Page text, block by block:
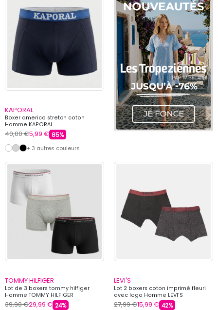
KAPORAL
Boxer americo stretch coton
Homme KAPORAL
40,00 €5,99 € 85%
+ 3 autres couleurs
TOMMY HILFIGER
Lot de 3 boxers tommy hilfiger
Homme TOMMY HILFIGER
39,90 €29,99 € 24%
LEVI'S
Lot 2 boxers coton imprimé fleuri
avec logo Homme LEVI'S
27,99 €15,99 € 42%